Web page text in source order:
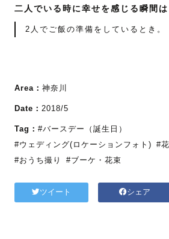
二人でいる時に幸せを感じる瞬間
2人でご飯の準備をしているとき。
Area： 神奈川
Date： 2018/5
Tag： #バースデー（誕生日）
#ウェディング(ロケーションフォト) #
#おうち撮り
#ブーケ・花束
ツイート シェア